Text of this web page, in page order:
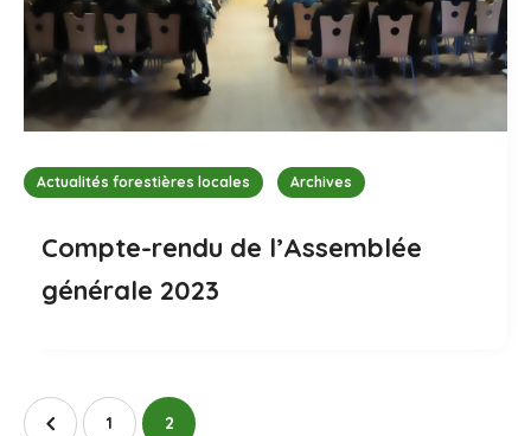
Actualités forestières locales Archives
Compte-rendu de l’Assemblée
générale 2023
1 2